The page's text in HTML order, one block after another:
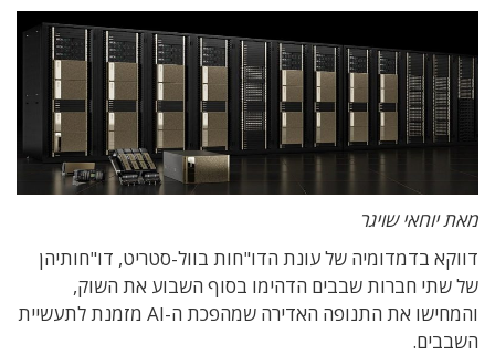
מאת יוחאי שויגר
דווקא בדמדומיה של עונת הדו"חות בוול-סטריט, דו"חותיהן
של שתי חברות שבבים הדהימו בסוף השבוע את השוק,
והמחישו את התנופה האדירה שמהפכת ה-AI מזמנת לתעשיית
השבבים.